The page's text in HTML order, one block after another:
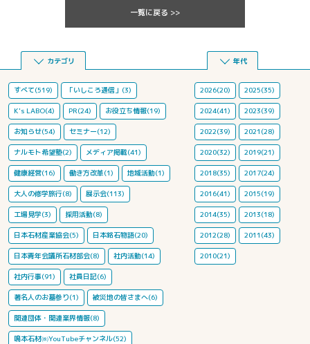
一覧に戻る >>
カテゴリ
すべて(519) 「いしころ通信」(3)
K's LABO(4) PR(24) お役立ち情報(19)
お知らせ(54) セミナー(12)
ナルモト希望塾(2) メディア掲載(41)
健康経営(16) 働き方改革(1) 地域活動(1)
大人の修学旅行(8) 展示会(113)
工場見学(3) 採用活動(8)
日本石材産業協会(5) 日本銘石物語(20)
日本青年会議所石材部会(8) 社内活動(14)
社内行事(91) 社員日記(6)
著名人のお墓参り(1) 被災地の皆さまへ(6)
関連団体・関連業界情報(8)
鳴本石材㈱YouTubeチャンネル(52)
年代
2026(20) 2025(35)
2024(41) 2023(39)
2022(39) 2021(28)
2020(32) 2019(21)
2018(35) 2017(24)
2016(41) 2015(19)
2014(35) 2013(18)
2012(28) 2011(43)
2010(21)